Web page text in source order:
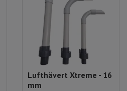
Lufthävert Xtreme - 16
mm